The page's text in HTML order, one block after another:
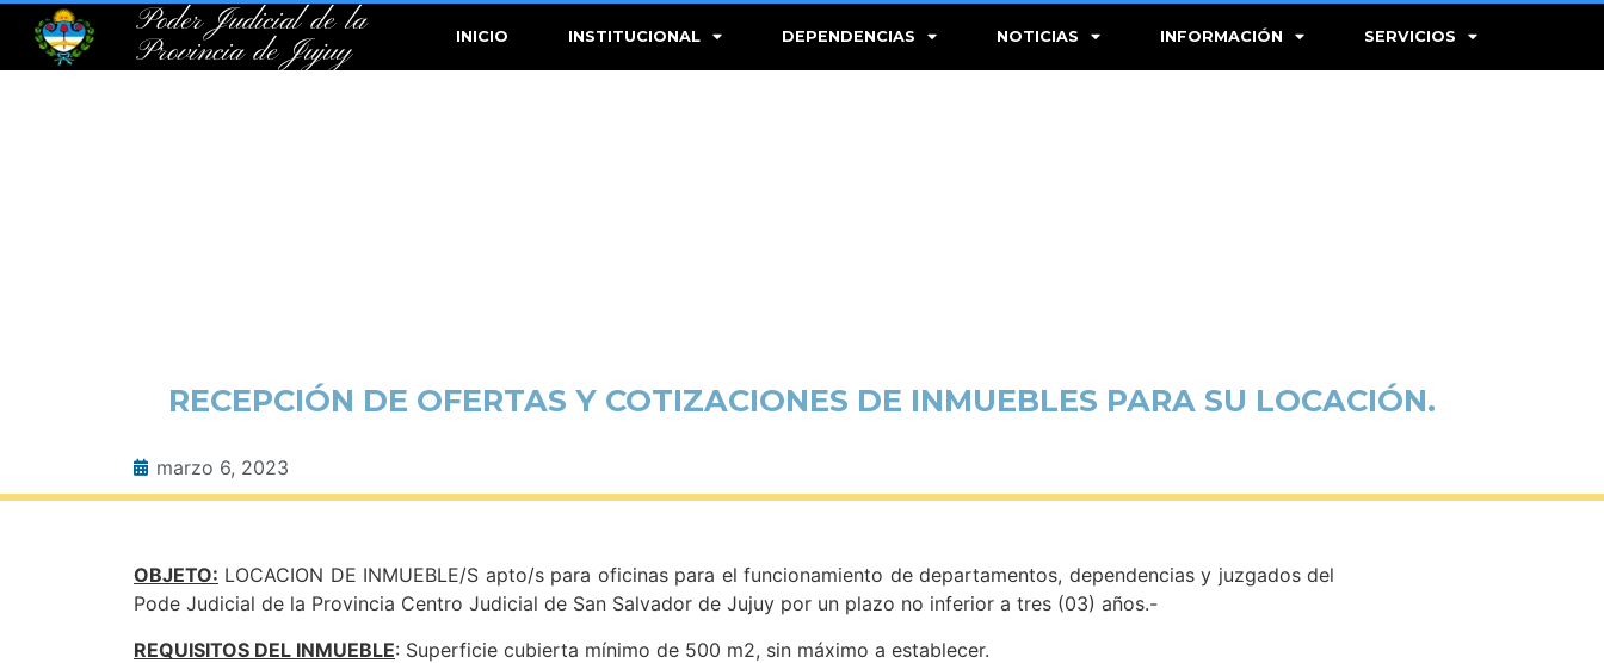
Poder Judicial de la
Provincia de Jujuy
INICIO INSTITUCIONAL DEPENDENCIAS NOTICIAS INFORMACIÓN SERVICIOS
RECEPCIÓN DE OFERTAS Y COTIZACIONES DE INMUEBLES PARA SU LOCACIÓN.
marzo 6, 2023
OBJETO: LOCACION DE INMUEBLE/S apto/s para oficinas para el funcionamiento de departamentos, dependencias y juzgados del
Pode Judicial de la Provincia Centro Judicial de San Salvador de Jujuy por un plazo no inferior a tres (03) años.-
REQUISITOS DEL INMUEBLE: Superficie cubierta mínimo de 500 m2, sin máximo a establecer.